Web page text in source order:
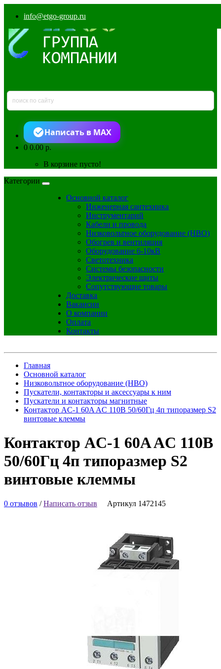
info@etgo-group.ru
Написать в MAX
00.00 р.
В корзине пусто!
Категории
Основной каталог
Инженерная сантехника
Инструментарий
Кабели и провода
Низковольтное оборудование (НВО)
Обогрев и вентиляция
Оборудование 6-10кВ
Светотехника
Системы безопасности
Электрические щиты
Сопутствующие товары
Доставка
Вакансии
О компании
Оплата
Контакты
Главная
Основной каталог
Низковольтное оборудование (НВО)
Пускатели, контакторы и аксессуары к ним
Пускатели и контакторы магнитные
Контактор AC-1 60A AC 110В 50/60Гц 4п типоразмер S2
винтовые клеммы
Контактор AC-1 60A AC 110В
50/60Гц 4п типоразмер S2
винтовые клеммы
0 отзывов /Написать отзыв Артикул 1472145